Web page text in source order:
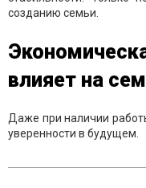
созданию семьи.
влияет на
Даже при наличии
уверенности в будущем.